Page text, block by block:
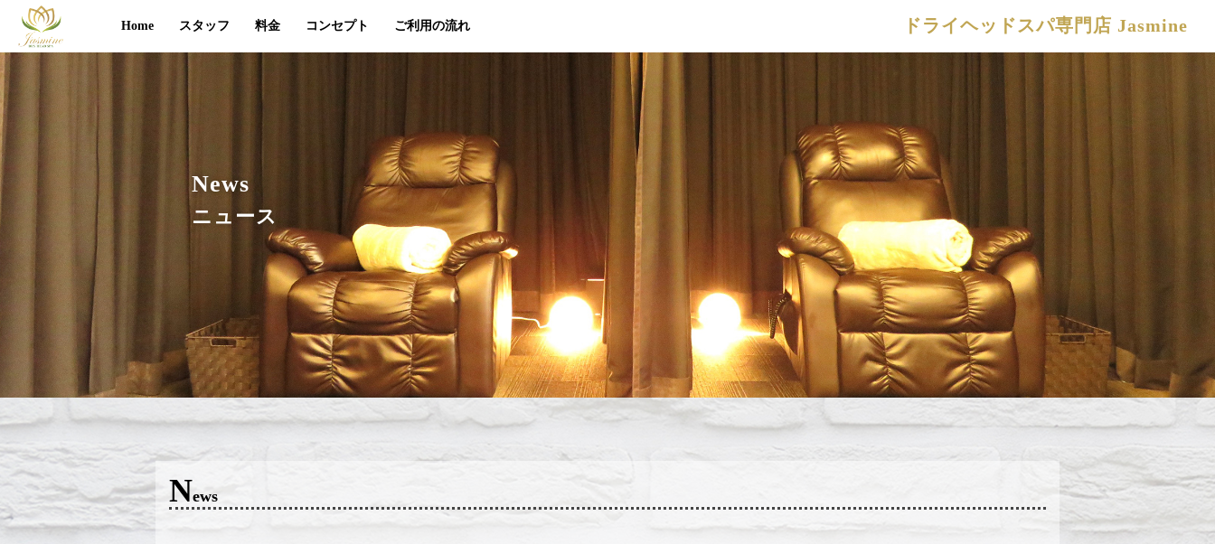
Home スタッフ 料金 コンセプト ご利用の流れ ドライヘッドスパ専門店 Jasmine
News
ニュース
News